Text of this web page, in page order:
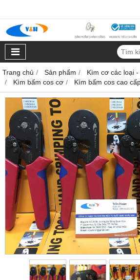
Trang chủ Sản phẩm
Kìm cơ các loại
Kìm bấm cos cơ
Kìm bấm cos cao